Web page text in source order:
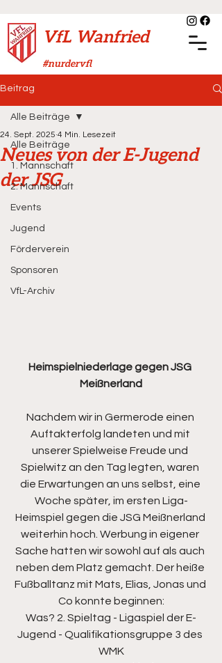
VfL Wanfried
#nurdervfl
Beitrag
Alle Beiträge
1. Mannschaft
2. Mannschaft
Events
Jugend
Förderverein
Sponsoren
VfL-Archiv
Alle Beiträge
Neues von der E-Jugend
der JSG
24. Sept. 2025 4 Min. Lesezeit
Heimspielniederlage gegen JSG
Meißnerland
Nachdem wir in Germerode einen
Auftakterfolg landeten und mit
unserer Spielweise Freude und
Spielwitz an den Tag legten, waren
die Erwartungen an uns selbst, eine
Woche später, im ersten Liga-
Heimspiel gegen die JSG Meißnerland
weiterhin hoch. Werbung in eigener
Sache hatten wir sowohl auf als auch
neben dem Platz gemacht. Der heiße
Fußballtanz mit Mats, Elias, Jonas und
Co konnte beginnen:
Was? 2. Spieltag - Ligaspiel der E-
Jugend - Qualifikationsgruppe 3 des
WMK